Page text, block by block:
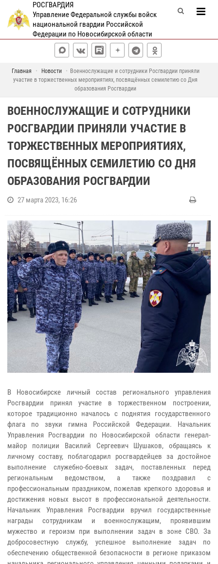
РОСГВАРДИЯ
Управление Федеральной службы войск
национальной гвардии Российской
Федерации по Новосибирской области
Главная Новости
Военнослужащие и сотрудники Росгвардии приняли
участие в торжественных мероприятиях, посвящённых семилетию со Дня
образования Росгвардии
ВОЕННОСЛУЖАЩИЕ И СОТРУДНИКИ
РОСГВАРДИИ ПРИНЯЛИ УЧАСТИЕ В
ТОРЖЕСТВЕННЫХ МЕРОПРИЯТИЯХ,
ПОСВЯЩЁННЫХ СЕМИЛЕТИЮ СО ДНЯ
ОБРАЗОВАНИЯ РОСГВАРДИИ
27 марта 2023, 16:26
В Новосибирске личный состав регионального управления
Росгвардии принял участие в торжественном построении,
которое традиционно началось с поднятия государственного
флага по звуки гимна Российской Федерации. Начальник
Управления Росгвардии по Новосибирской области генерал-
майор полиции Василий Сергеевич Шушаков, обращаясь к
личному составу, поблагодарил росгвардейцев за достойное
выполнение служебно-боевых задач, поставленных перед
региональным ведомством, а также поздравил с
профессиональным праздником, пожелав крепкого здоровья и
достижения новых высот в профессиональной деятельности.
Начальник Управления Росгвардии вручил государственные
награды сотрудникам и военнослужащим, проявившим
мужество и героизм при выполнении задач в зоне СВО. За
добросовестную службу, успешное выполнение задач по
обеспечению общественной безопасности в регионе приказом